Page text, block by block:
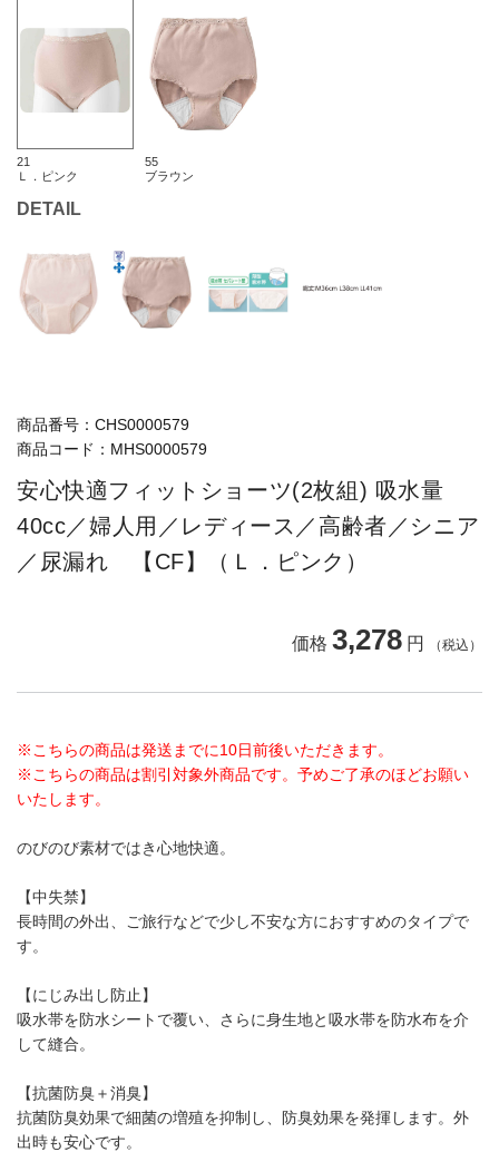
21
Ｌ．ピンク
55
ブラウン
DETAIL
商品番号： CHS0000579
商品コード： MHS0000579
安心快適フィットショーツ(2枚組) 吸水量
40cc／婦人用／レディース／高齢者／シニア
／尿漏れ 【CF】（Ｌ．ピンク）
価格 3,278 円 （税込）
※こちらの商品は発送までに10日前後いただきます。
※こちらの商品は割引対象外商品です。予めご了承のほどお願い
いたします。
のびのび素材ではき心地快適。
【中失禁】
長時間の外出、ご旅行などで少し不安な方におすすめのタイプで
す。
【にじみ出し防止】
吸水帯を防水シートで覆い、さらに身生地と吸水帯を防水布を介
して縫合。
【抗菌防臭＋消臭】
抗菌防臭効果で細菌の増殖を抑制し、防臭効果を発揮します。外
出時も安心です。